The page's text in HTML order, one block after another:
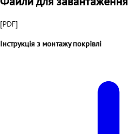
[PDF]
Інструкція з монтажу покрівлі